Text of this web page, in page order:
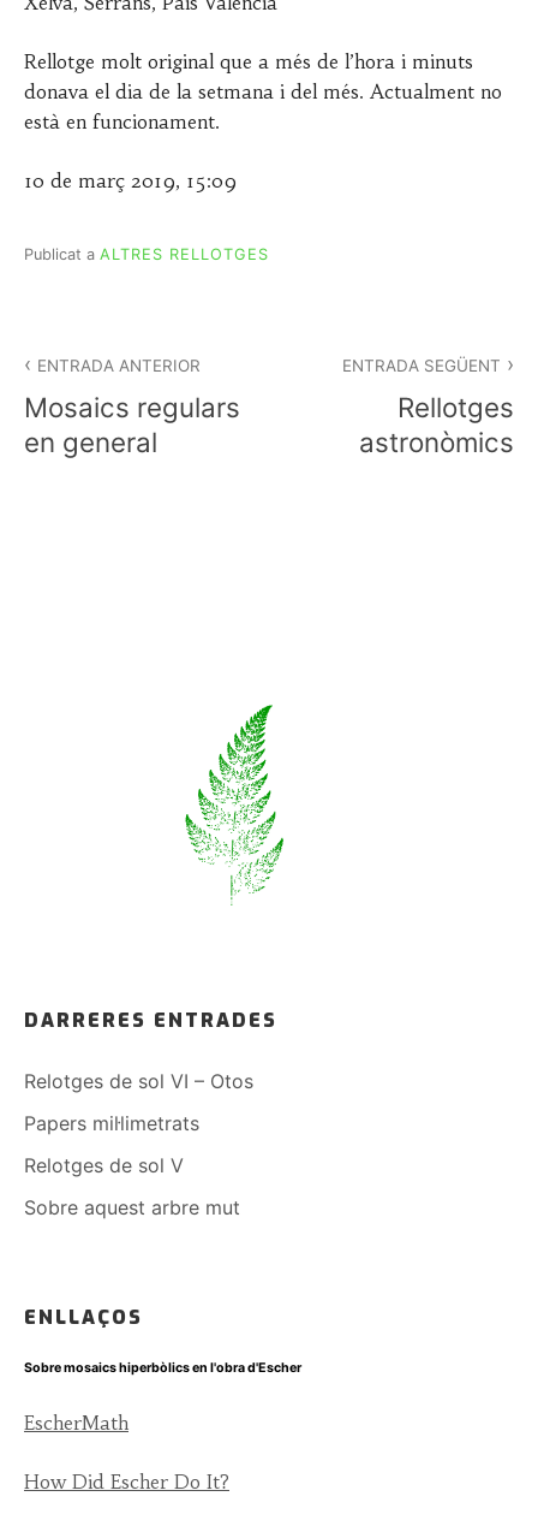
Rellotge molt original que a més de l’hora i minuts
donava el dia de la setmana i del més. Actualment no
està en funcionament.
10 de març 2019, 15:09
Publicat a ALTRES RELLOTGES
d'entrades
ENTRADA ANTERIOR
Mosaics regulars
en general
ENTRADA SEGÜENT
Rellotges
astronòmics
DARRERES ENTRADES
Relotges de sol VI – Otos
Papers mil·limetrats
Relotges de sol V
Sobre aquest arbre mut
ENLLAÇOS
Sobre mosaics hiperbòlics en l'obra d'Escher
EscherMath
How Did Escher Do It?